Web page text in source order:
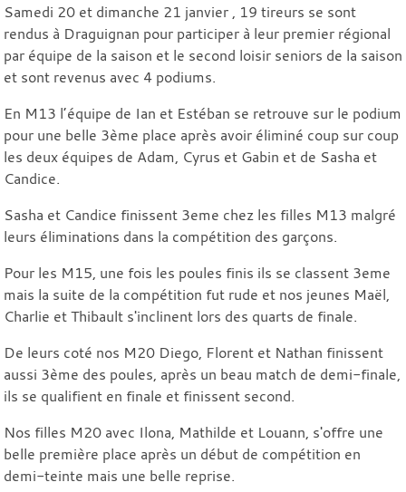
Samedi 20 et dimanche 21 janvier , 19 tireurs se sont
rendus à Draguignan pour participer à leur premier régional
par équipe de la saison et le second loisir seniors de la saison
et sont revenus avec 4 podiums.
En M13 l’équipe de Ian et Estéban se retrouve sur le podium
pour une belle 3ème place après avoir éliminé coup sur coup
les deux équipes de Adam, Cyrus et Gabin et de Sasha et
Candice.
Sasha et Candice finissent 3eme chez les filles M13 malgré
leurs éliminations dans la compétition des garçons.
Pour les M15, une fois les poules finis ils se classent 3eme
mais la suite de la compétition fut rude et nos jeunes Maël,
Charlie et Thibault s'inclinent lors des quarts de finale.
De leurs coté nos M20 Diego, Florent et Nathan finissent
aussi 3ème des poules, après un beau match de demi-finale,
ils se qualifient en finale et finissent second.
Nos filles M20 avec Ilona, Mathilde et Louann, s'offre une
belle première place après un début de compétition en
demi-teinte mais une belle reprise.